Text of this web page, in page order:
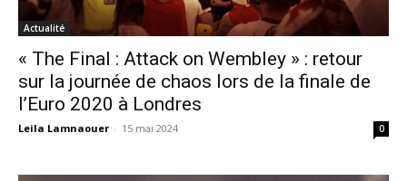
Actualité
« The Final : Attack on Wembley » : retour
sur la journée de chaos lors de la finale de
l’Euro 2020 à Londres
Leila Lamnaouer - 15 mai 2024 0